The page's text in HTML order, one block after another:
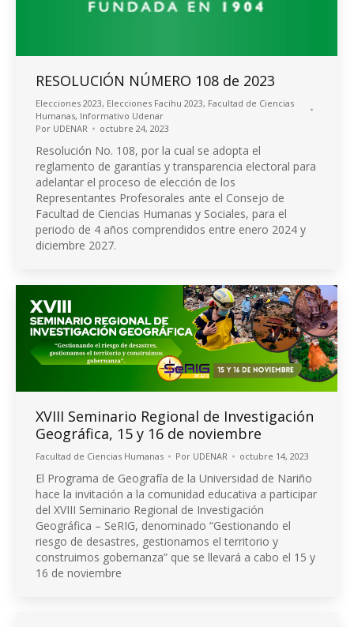
RESOLUCIÓN NÚMERO 108 de 2023
Elecciones 2023, Elecciones Facihu 2023, Facultad de Ciencias
Humanas, Informativo Udenar
Por UDENAR octubre 24, 2023
Resolución No. 108, por la cual se adopta el
reglamento de garantías y transparencia electoral para
adelantar el proceso de elección de los
Representantes Profesorales ante el Consejo de
Facultad de Ciencias Humanas y Sociales, para el
periodo de 4 años comprendidos entre enero 2024 y
diciembre 2027.
XVIII Seminario Regional de Investigación
Geográfica, 15 y 16 de noviembre
Facultad de Ciencias Humanas Por UDENAR octubre 14, 2023
El Programa de Geografía de la Universidad de Nariño
hace la invitación a la comunidad educativa a participar
del XVIII Seminario Regional de Investigación
Geográfica – SeRIG, denominado “Gestionando el
riesgo de desastres, gestionamos el territorio y
construimos gobernanza” que se llevará a cabo el 15 y
16 de noviembre